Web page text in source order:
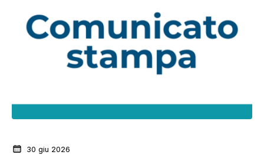
30 giu 2026